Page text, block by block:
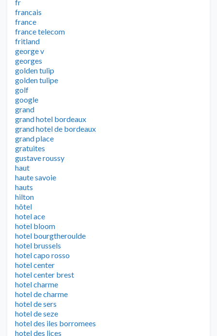
fr
francais
france
france telecom
fritland
george v
georges
golden tulip
golden tulipe
golf
google
grand
grand hotel bordeaux
grand hotel de bordeaux
grand place
gratuites
gustave roussy
haut
haute savoie
hauts
hilton
hôtel
hotel ace
hotel bloom
hotel bourgtheroulde
hotel brussels
hotel capo rosso
hotel center
hotel center brest
hotel charme
hotel de charme
hotel de sers
hotel de seze
hotel des iles borromees
hotel des lices